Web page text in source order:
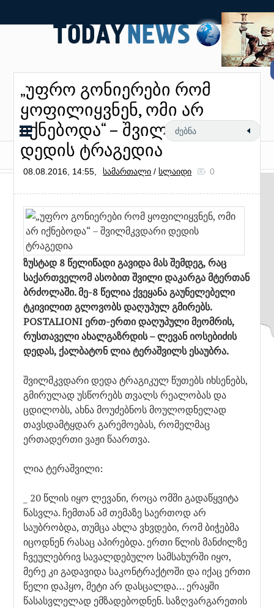
„უფრო გონიერები რომ
ყოფილიყვნენ, ომი არ
იქნებოდა“ – შვილმკვდარი
დედის ტრაგედია
08.08.2016, 14:55, სამართალი /სლაიდი 0
ზუსტად 8 წელიწადი გავიდა მას შემდეგ, რაც
საქართველომ ასობით შვილი დაკარგა მტერთან
ბრძოლაში. მე-8 წელია ქვეყანა გაუნელებელი
ტკივილით გლოვობს დაღუპულ გმირებს.
POSTALIONI ერთ-ერთი დაღუპული მეომრის,
რუსთაველი ახალგაზრდის – ლევან იოსებიძის
დედას, ქალბატონ ლია ტერაშვილს ესაუბრა.
შვილმკვდარი დედა ტრაგიკულ წუთებს იხსენებს,
გმირულად უსწორებს თვალს რეალობას და
ცდილობს, ახნა მოუძებნოს მოულოდნელად
თავსდამტყდარ გარემოებას, რომელმაც
ერთადერთი ვაჟი წაართვა.
ლია ტერაშვილი:
_ 20 წლის იყო ლევანი, როცა ომში გადაწყვიტა
წასვლა. ჩემთან ამ თემაზე საერთოდ არ
საუბრობდა, თუმცა ახლა ვხვდები, რომ ბიჭებმა
იცოდნენ რასაც აპირებდა. ერთი წლის მანძილზე
ჩვეულებრივ სავალდებულო სამსახურში იყო,
მერე კი გადავიდა საკონტრაქტოში და იქაც ერთი
წელი დაჰყო, მეტი არ დასცალდა… ერაყში
წასასვლელად ემზადებოდნენ. საზღვარგარეთის